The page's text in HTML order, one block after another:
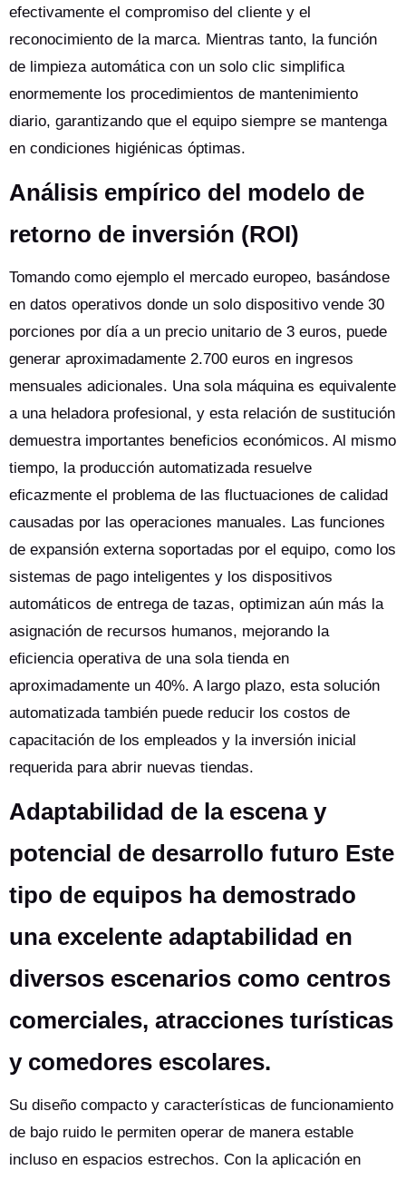
efectivamente el compromiso del cliente y el
reconocimiento de la marca. Mientras tanto, la función
de limpieza automática con un solo clic simplifica
enormemente los procedimientos de mantenimiento
diario, garantizando que el equipo siempre se mantenga
en condiciones higiénicas óptimas.
Análisis empírico del modelo de
retorno de inversión (ROI)
Tomando como ejemplo el mercado europeo, basándose
en datos operativos donde un solo dispositivo vende 30
porciones por día a un precio unitario de 3 euros, puede
generar aproximadamente 2.700 euros en ingresos
mensuales adicionales. Una sola máquina es equivalente
a una heladora profesional, y esta relación de sustitución
demuestra importantes beneficios económicos. Al mismo
tiempo, la producción automatizada resuelve
eficazmente el problema de las fluctuaciones de calidad
causadas por las operaciones manuales. Las funciones
de expansión externa soportadas por el equipo, como los
sistemas de pago inteligentes y los dispositivos
automáticos de entrega de tazas, optimizan aún más la
asignación de recursos humanos, mejorando la
eficiencia operativa de una sola tienda en
aproximadamente un 40%. A largo plazo, esta solución
automatizada también puede reducir los costos de
capacitación de los empleados y la inversión inicial
requerida para abrir nuevas tiendas.
Adaptabilidad de la escena y
potencial de desarrollo futuro Este
tipo de equipos ha demostrado
una excelente adaptabilidad en
diversos escenarios como centros
comerciales, atracciones turísticas
y comedores escolares.
Su diseño compacto y características de funcionamiento
de bajo ruido le permiten operar de manera estable
incluso en espacios estrechos. Con la aplicación en